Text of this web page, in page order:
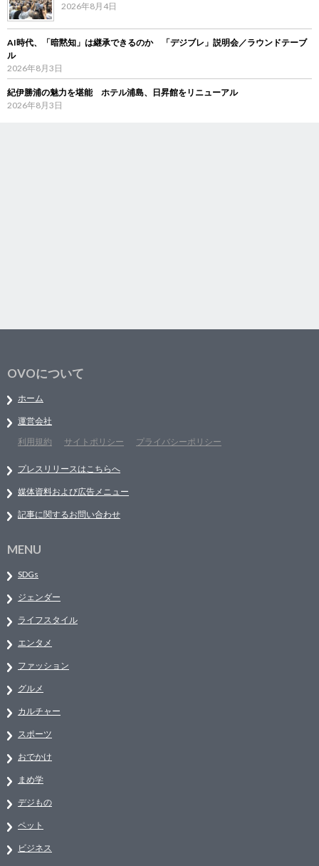
2026年8月4日
AI時代、「暗黙知」は継承できるのか 「デジブレ」説明会／ラウンドテーブ
ル
2026年8月3日
紀伊勝浦の魅力を堪能 ホテル浦島、日昇館をリニューアル
2026年8月3日
OVOについて
ホーム
運営会社
利用規約
サイトポリシー プライバシーポリシー
プレスリリースはこちらへ
媒体資料および広告メニュー
記事に関するお問い合わせ
MENU
SDGs
ジェンダー
ライフスタイル
エンタメ
ファッション
グルメ
カルチャー
スポーツ
おでかけ
まめ学
デジもの
ペット
ビジネス